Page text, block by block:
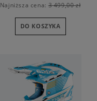
Najniższa cena:3 499,00 zł
DO KOSZYKA